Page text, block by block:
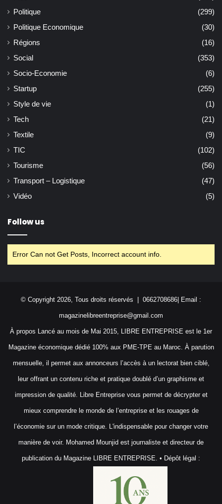
Politique
(299)
Politique Economique
(30)
Régions
(16)
Social
(353)
Socio-Economie
(6)
Startup
(255)
Style de vie
(1)
Tech
(21)
Textile
(9)
TIC
(102)
Tourisme
(56)
Transport – Logistique
(47)
Vidéo
(5)
Follow us
Error Can not Get Posts, Incorrect account info.
© Copyright 2026, Tous droits réservés | 0662708686| Email :
magazinelibreentreprise@gmail.com
À propos Lancé au mois de Mai 2015, LIBRE ENTREPRISE est le 1er
Magazine économique dédié 100% aux PME-TPE au Maroc. À parution
mensuelle, il permet aux annonceurs l’accès à un lectorat bien ciblé,
leur offrant un contenu riche et pratique doublé d’un graphisme et
impression de qualité. Libre Entreprise vous permet de décrypter et
mieux comprendre le monde de l’entreprise et les rouages de
l’économie sur un mode critique. L'indispensable pour changer votre
manière de voir. Mohamed Mounjid est journaliste et directeur de
publication du Magazine LIBRE ENTREPRISE. • Dépôt légal :